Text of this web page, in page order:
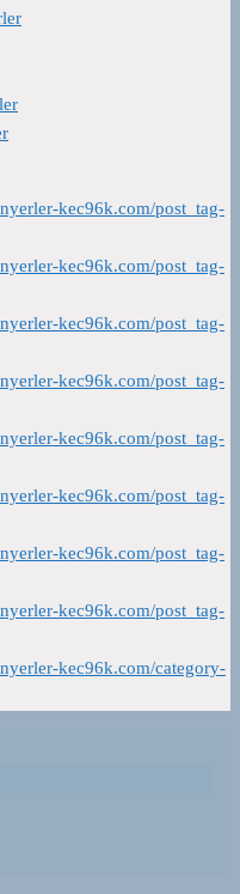
kec96k.com/post_tag-
kec96k.com/post_tag-
kec96k.com/post_tag-
kec96k.com/post_tag-
kec96k.com/post_tag-
kec96k.com/post_tag-
kec96k.com/post_tag-
kec96k.com/post_tag-
kec96k.com/category-